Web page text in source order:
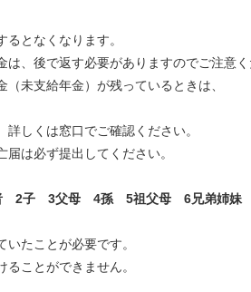
となくなります。
、後で返す必要がありますのでご注意く
未支給年金）が残っているときは、
しくは窓口でご確認ください。
は必ず提出してください。
者 2子 3父母 4孫 5祖父母 6兄弟姉妹
たことが必要です。
ことができません。